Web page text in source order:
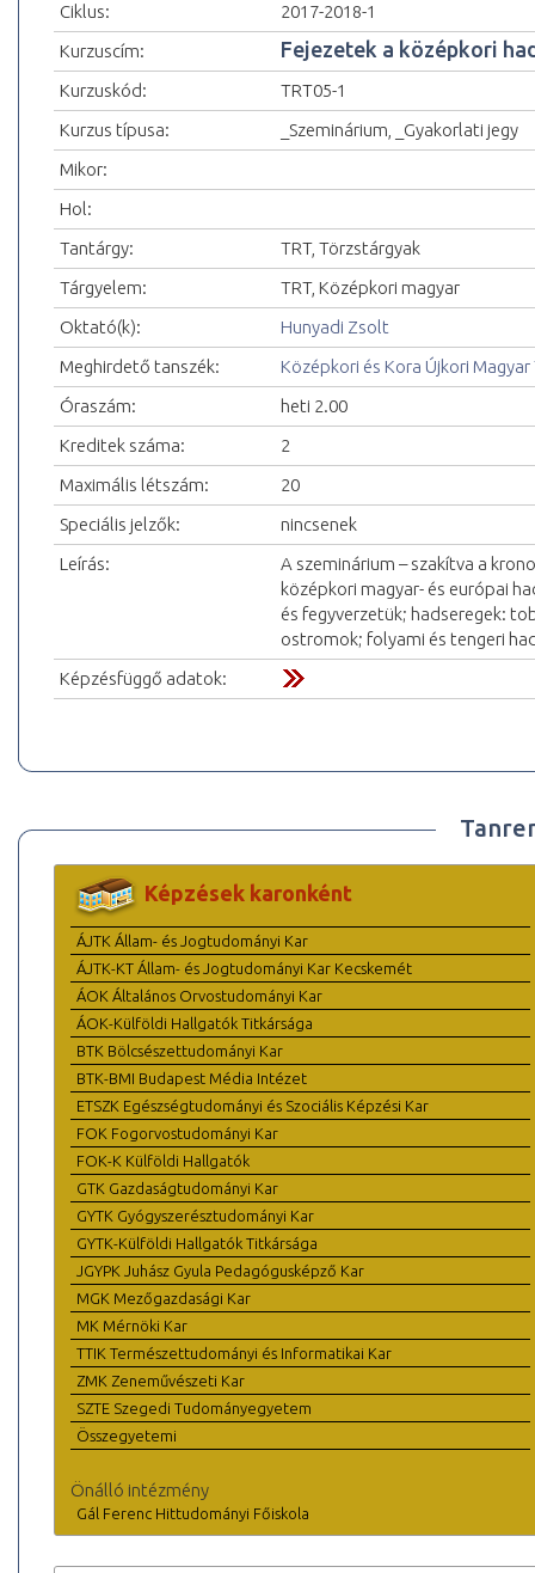
Ciklus:
2017-2018-1
Kurzuscím:
Fejezetek a középkori
Kurzuskód:
TRT05-1
Kurzus típusa:
_Szeminárium, _Gyakorlati jegy
Mikor:
Hol:
Tantárgy:
TRT, Törzstárgyak
Tárgyelem:
TRT, Középkori magyar
Oktató(k):
Hunyadi Zsolt
Meghirdető tanszék:
Középkori és Kora Újkori
Óraszám:
heti 2.00
Kreditek száma:
2
Maximális létszám:
20
Speciális jelzők:
nincsenek
Leírás:
A szeminárium – szakítva a
középkori magyar- és európai
és fegyverzetük; hadseregek:
ostromok; folyami és tengeri
Képzésfüggő adatok:
Képzések karonként
ÁJTK Állam- és Jogtudományi Kar
ÁJTK-KT Állam- és Jogtudományi Kar Kecskemét
ÁOK Általános Orvostudományi Kar
ÁOK-Külföldi Hallgatók Titkársága
BTK Bölcsészettudományi Kar
BTK-BMI Budapest Média Intézet
ETSZK Egészségtudományi és Szociális Képzési Kar
FOK Fogorvostudományi Kar
FOK-K Külföldi Hallgatók
GTK Gazdaságtudományi Kar
GYTK Gyógyszerésztudományi Kar
GYTK-Külföldi Hallgatók Titkársága
JGYPK Juhász Gyula Pedagógusképző Kar
MGK Mezőgazdasági Kar
MK Mérnöki Kar
TTIK Természettudományi és Informatikai Kar
ZMK Zeneművészeti Kar
SZTE Szegedi Tudományegyetem
Összegyetemi
Önálló intézmény
Gál Ferenc Hittudományi Főiskola